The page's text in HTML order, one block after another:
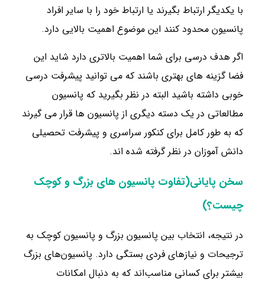
با یکدیگر ارتباط بگیرند یا ارتباط خود را با سایر افراد
پانسیون محدود کنند این موضوع اهمیت بالایی دارد.
اگر هدف درسی برای شما اهمیت بالاتری دارد شاید این
فضا گزینه های بهتری باشند که می توانید پیشرفت درسی
خوبی داشته باشید البته در نظر بگیرید که پانسیون
مطالعاتی در یک دسته دیگری از پانسیون ها قرار می گیرند
که به طور کامل برای کنکور سراسری و پیشرفت تحصیلی
دانش آموزان در نظر گرفته شده اند.
سخن پایانی(تفاوت پانسیون های بزرگ و کوچک
چیست؟)
در نتیجه، انتخاب بین پانسیون بزرگ و پانسیون کوچک به
ترجیحات و نیازهای فردی بستگی دارد. پانسیون‌های بزرگ
بیشتر برای کسانی مناسب‌اند که به دنبال امکانات